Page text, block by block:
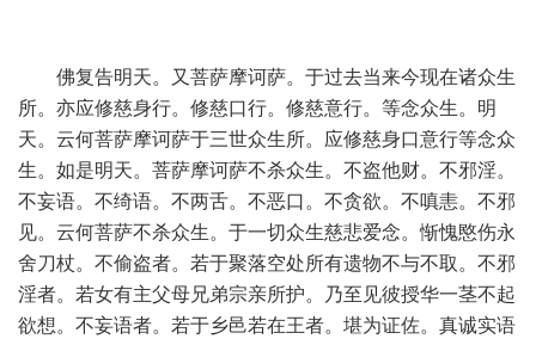
佛复告明天。又菩萨摩诃萨。于过去当来今现在诸众生
所。亦应修慈身行。修慈口行。修慈意行。等念众生。明
天。云何菩萨摩诃萨于三世众生所。应修慈身口意行等念众
生。如是明天。菩萨摩诃萨不杀众生。不盗他财。不邪淫。
不妄语。不绮语。不两舌。不恶口。不贪欲。不嗔恚。不邪
见。云何菩萨不杀众生。于一切众生慈悲爱念。惭愧愍伤永
舍刀杖。不偷盗者。若于聚落空处所有遗物不与不取。不邪
淫者。若女有主父母兄弟宗亲所护。乃至见彼授华一茎不起
欲想。不妄语者。若于乡邑若在王者。堪为证佐。真诚实语